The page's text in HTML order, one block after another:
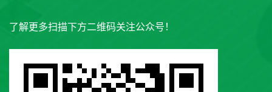
了解更多扫描下方二维码关注公众号！